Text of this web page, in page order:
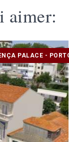
aimer:
PALACE -